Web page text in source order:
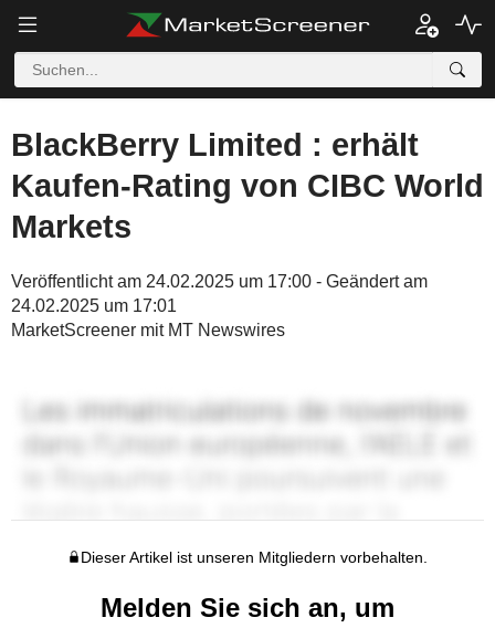
BlackBerry Limited : erhält
Kaufen-Rating von CIBC World
Markets
Veröffentlicht am 24.02.2025 um 17:00 - Geändert am
24.02.2025 um 17:01
MarketScreener mit MT Newswires
Dieser Artikel ist unseren Mitgliedern vorbehalten.
Melden Sie sich an, um